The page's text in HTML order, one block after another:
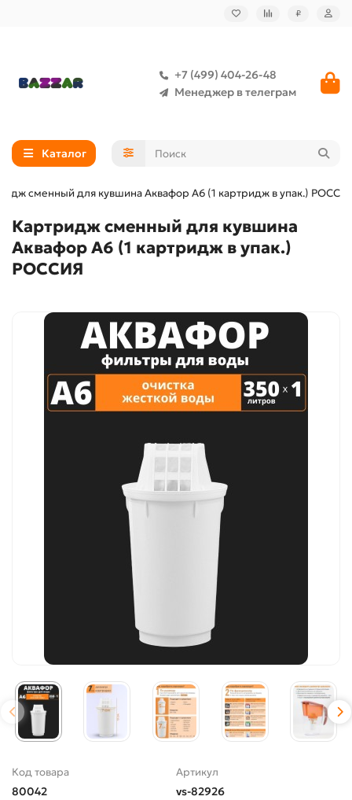
₽
+7 (499) 404-26-48
Менеджер в телеграм
Каталог
сменный для кувшина Аквафор A6 (1 картридж в упак.)
Картридж сменный для кувшина
Аквафор A6 (1 картридж в упак.)
РОССИЯ
Код товара
80042
Артикул
vs-82926